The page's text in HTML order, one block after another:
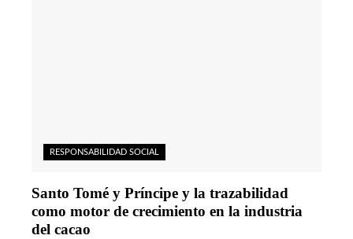
RESPONSABILIDAD SOCIAL
Santo Tomé y Príncipe y la trazabilidad
como motor de crecimiento en la industria
del cacao